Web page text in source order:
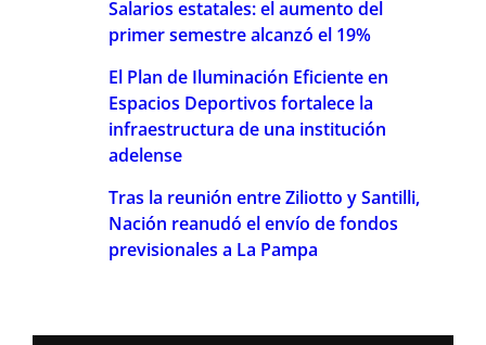
Salarios estatales: el aumento del
primer semestre alcanzó el 19%
El Plan de Iluminación Eficiente en
Espacios Deportivos fortalece la
infraestructura de una institución
adelense
Tras la reunión entre Ziliotto y Santilli,
Nación reanudó el envío de fondos
previsionales a La Pampa